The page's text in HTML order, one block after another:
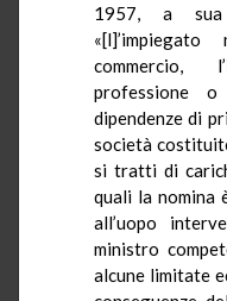
1957, a
commercio,
professione o
dipendenze di
società
si tratti di
quali la nomina
all’uopo
ministro
alcune limitate